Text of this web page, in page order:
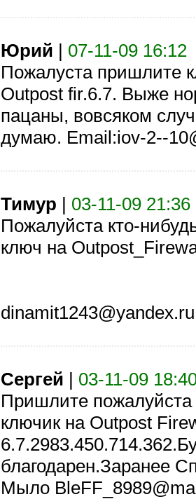
Юрий | 07-11-09 16:12
Пожалуста пришлите
Outpost fir.6.7. Выже
пацаны, вовсяком
думаю. Email:iov-2--
Тимур | 03-11-09 21:36
Пожалуйста кто-
ключ на
dinamit1243@yandex.ru
Сергей | 03-11-09
Пришлите
ключик на Outpost
благодарен.Заранее
Мыло